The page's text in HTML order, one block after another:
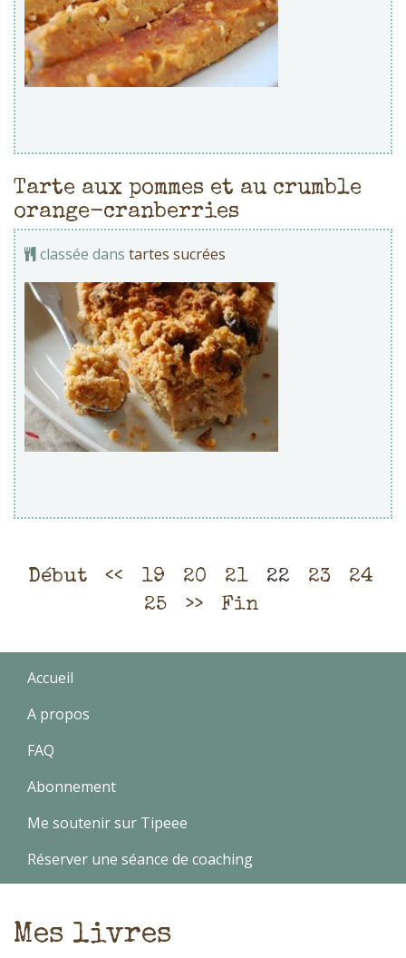
Tarte aux pommes et au crumble
orange-cranberries
classée dans tartes sucrées
Début << 19 20 21 22 23
24
25
>> Fin
Accueil
A propos
FAQ
Abonnement
Me soutenir sur Tipeee
Réserver une séance de coaching
Mes livres